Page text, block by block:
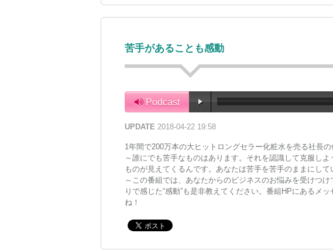
苦手があることも感動
Podcast
UPDATE 2018-04-22 19:58
1年間で200万本の大ヒットロングセラー化粧水を売る社長
～誰にでも苦手なものはあります。それを認識して克服し
ものが見えてくるんです。あなたは苦手を苦手のままにして
～この番組では、あなたからのビジネスのお悩みを受けつ
りで感じた“感動”も是非教えてください。番組HPにあるメ
ね！